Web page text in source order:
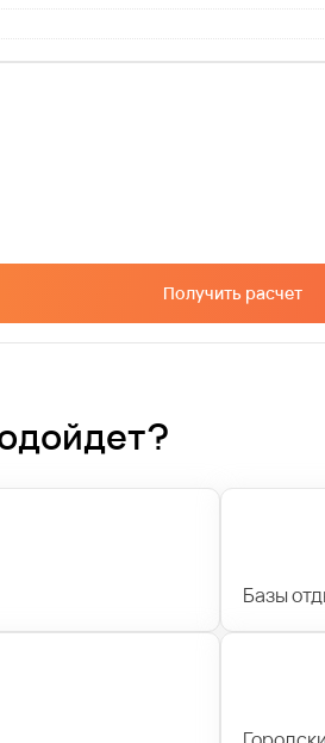
Получить расчет
Базы